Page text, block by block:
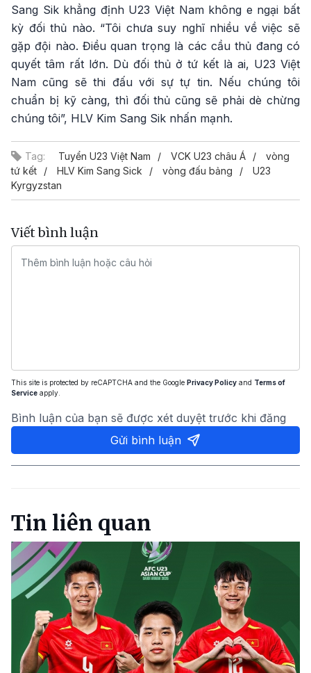
Sang Sik khẳng định U23 Việt Nam không e ngại bất
kỳ đối thủ nào. “Tôi chưa suy nghĩ nhiều về việc sẽ
gặp đội nào. Điều quan trọng là các cầu thủ đang có
quyết tâm rất lớn. Dù đối thủ ở tứ kết là ai, U23 Việt
Nam cũng sẽ thi đấu với sự tự tin. Nếu chúng tôi
chuẩn bị kỹ càng, thì đối thủ cũng sẽ phải dè chừng
chúng tôi”, HLV Kim Sang Sik nhấn mạnh.
Tag: Tuyển U23 Việt Nam VCK U23 châu Á
vòng
tứ kết
HLV Kim Sang Sick vòng đấu bảng
U23
Kyrgyzstan
Viết bình luận
This site is protected by reCAPTCHA and the Google Privacy Policy and Terms of
Service apply.
Bình luận của bạn sẽ được xét duyệt trước khi đăng
Gửi bình luận
Tin liên quan